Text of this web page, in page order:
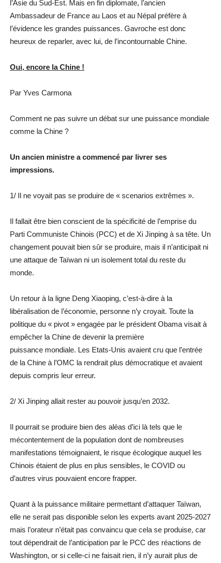
l’Asie du Sud-Est. Mais en fin diplomate, l’ancien
Ambassadeur de France au Laos et au Népal préfère à
l’évidence les grandes puissances. Gavroche est donc
heureux de reparler, avec lui, de l’incontournable Chine.
Oui, encore la Chine !
Par Yves Carmona
Comment ne pas suivre un débat sur une puissance mondiale
comme la Chine ?
Un ancien ministre a commencé par livrer ses
impressions.
1/ Il ne voyait pas se produire de « scenarios extrêmes ».
Il fallait être bien conscient de la spécificité de l’emprise du
Parti Communiste Chinois (PCC) et de Xi Jinping à sa tête. Un
changement pouvait bien sûr se produire, mais il n’anticipait ni
une attaque de Taïwan ni un isolement total du reste du
monde.
Un retour à la ligne Deng Xiaoping, c’est-à-dire à la
libéralisation de l’économie, personne n’y croyait. Toute la
politique du « pivot » engagée par le président Obama visait à
empêcher la Chine de devenir la première
puissance mondiale. Les Etats-Unis avaient cru que l’entrée
de la Chine à l’OMC la rendrait plus démocratique et avaient
depuis compris leur erreur.
2/ Xi Jinping allait rester au pouvoir jusqu’en 2032.
Il pourrait se produire bien des aléas d’ici là tels que le
mécontentement de la population dont de nombreuses
manifestations témoignaient, le risque écologique auquel les
Chinois étaient de plus en plus sensibles, le COVID ou
d’autres virus pouvaient encore frapper.
Quant à la puissance militaire permettant d’attaquer Taïwan,
elle ne serait pas disponible selon les experts avant 2025-2027
mais l’orateur n’était pas convaincu que cela se produise, car
tout dépendrait de l’anticipation par le PCC des réactions de
Washington, or si celle-ci ne faisait rien, il n’y aurait plus de